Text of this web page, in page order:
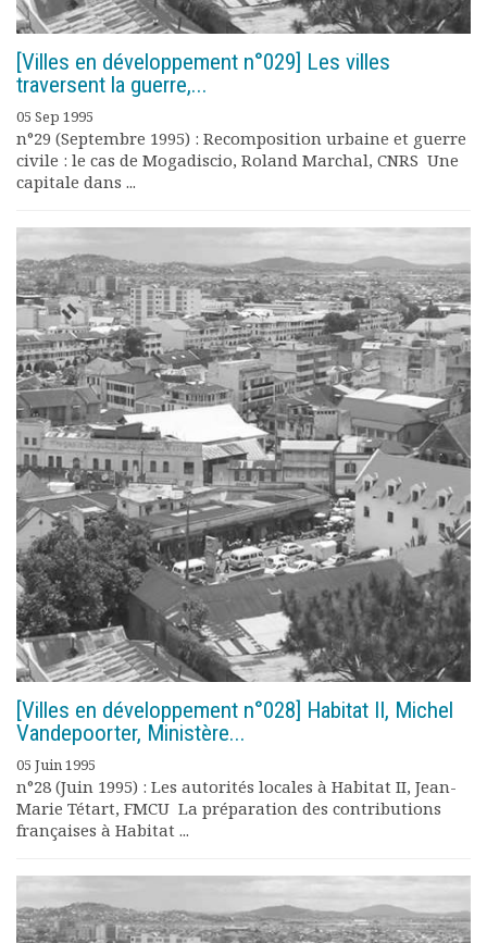
[Villes en développement n°029] Les villes
traversent la guerre,...
05 Sep 1995
n°29 (Septembre 1995) : Recomposition urbaine et guerre
civile : le cas de Mogadiscio, Roland Marchal, CNRS Une
capitale dans ...
[Villes en développement n°028] Habitat II, Michel
Vandepoorter, Ministère...
05 Juin 1995
n°28 (Juin 1995) : Les autorités locales à Habitat II, Jean-
Marie Tétart, FMCU La préparation des contributions
françaises à Habitat ...